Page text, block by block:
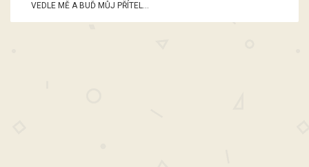
VEDLE MĚ A BUĎ MŮJ PŘÍTEL…